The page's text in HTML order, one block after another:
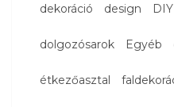
dekoráció design DIY
dolgozósarok Egyéb
étkezőasztal